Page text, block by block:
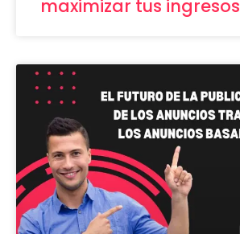
maximizar tus ingresos